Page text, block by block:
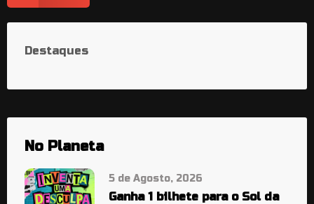
Destaques
No Planeta
5 de Agosto, 2026
Ganha 1 bilhete para o Sol da